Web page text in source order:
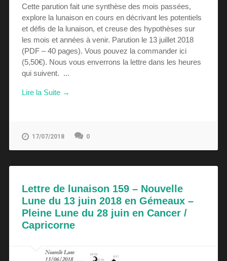
Cette parution fait une synthèse des mois passées,
explore la lunaison en cours en décrivant les potentiels
et défis de la lunaison, et creuse des hypothèses sur
les mois et années à venir. Parution le 13 juillet 2018
(PDF – 40 pages). Vous pouvez la commander ici
(5,50€). Nous vous enverrons la lettre dans les heures
qui suivent. ...
Lire la Suite →
17/07/2018 0
Lettre de lunaison 159 – Nouvelle
Lune du 13 juin 2018 en Gémeaux –
Pleine Lune du 28 juin en Cancer /
Capricorne